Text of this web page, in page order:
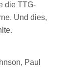
die TTG-
Und dies,
Paul